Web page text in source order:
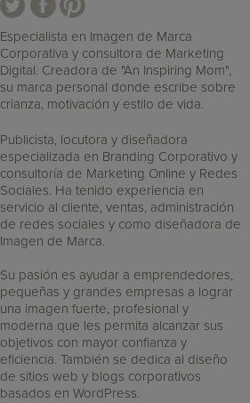
Especialista en Imagen de Marca
Corporativa y consultora de Marketing
Digital. Creadora de "An Inspiring Mom",
su marca personal donde escribe sobre
crianza, motivación y estilo de vida.
Publicista, locutora y diseñadora
especializada en Branding Corporativo y
consultoría de Marketing Online y Redes
Sociales. Ha tenido experiencia en
servicio al cliente, ventas, administración
de redes sociales y como diseñadora de
Imagen de Marca.
Su pasión es ayudar a emprendedores,
pequeñas y grandes empresas a lograr
una imagen fuerte, profesional y
moderna que les permita alcanzar sus
objetivos con mayor confianza y
eficiencia. También se dedica al diseño
de sitios web y blogs corporativos
basados en WordPress.